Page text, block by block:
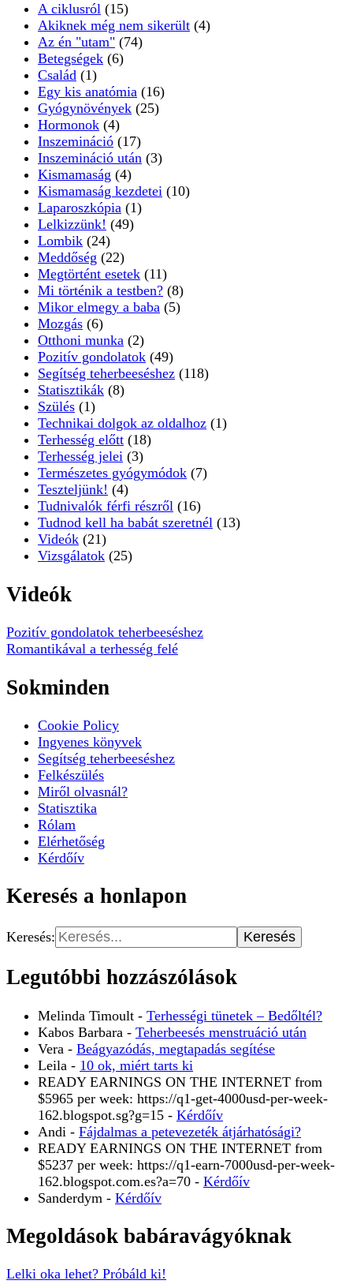
A ciklusról (15)
Akiknek még nem sikerült (4)
Az én "utam" (74)
Betegségek (6)
Család (1)
Egy kis anatómia (16)
Gyógynövények (25)
Hormonok (4)
Inszemináció (17)
Inszemináció után (3)
Kismamaság (4)
Kismamaság kezdetei (10)
Laparoszkópia (1)
Lelkizzünk! (49)
Lombik (24)
Meddőség (22)
Megtörtént esetek (11)
Mi történik a testben? (8)
Mikor elmegy a baba (5)
Mozgás (6)
Otthoni munka (2)
Pozitív gondolatok (49)
Segítség teherbeeséshez (118)
Statisztikák (8)
Szülés (1)
Technikai dolgok az oldalhoz (1)
Terhesség előtt (18)
Terhesség jelei (3)
Természetes gyógymódok (7)
Teszteljünk! (4)
Tudnivalók férfi részről (16)
Tudnod kell ha babát szeretnél (13)
Videók (21)
Vizsgálatok (25)
Videók
Pozitív gondolatok teherbeeséshez
Romantikával a terhesség felé
Sokminden
Cookie Policy
Ingyenes könyvek
Segítség teherbeeséshez
Felkészülés
Miről olvasnál?
Statisztika
Rólam
Elérhetőség
Kérdőív
Keresés a honlapon
Keresés:
Legutóbbi hozzászólások
Melinda Timoult - Terhességi tünetek – Bedőltél?
Kabos Barbara - Teherbeesés menstruáció után
Vera - Beágyazódás, megtapadás segítése
Leila - 10 ok, miért tarts ki
READY EARNINGS ON THE INTERNET from
$5965 per week: https://q1-get-4000usd-per-week-
162.blogspot.sg?g=15 - Kérdőív
Andi - Fájdalmas a petevezeték átjárhatósági?
READY EARNINGS ON THE INTERNET from
$5237 per week: https://q1-earn-7000usd-per-week-
162.blogspot.com.es?a=70 - Kérdőív
Sanderdym - Kérdőív
Megoldások babáravágyóknak
Lelki oka lehet? Próbáld ki!